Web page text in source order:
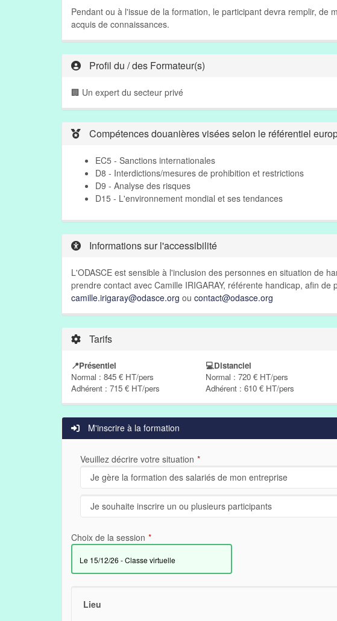
Pendant ou à l'issue de la formation, le participant devra remplir, de
acquis de connaissances.
Profil du / des Formateur(s)
🏢 Un expert du secteur privé
Compétences douanières visées selon le référentiel
EC5 - Sanctions internationales
D8 - Interdictions/mesures de prohibition et restrictions
D9 - Analyse des risques
D15 - L'environnement mondial et ses tendances
Informations sur l'accessibilité
L'ODASCE est sensible à l'inclusion des personnes en situation de
prendre contact avec Camille IRIGARAY, référente handicap, afin
camille.irigaray@odasce.org ou contact@odasce.org
Tarifs
📍Présentiel
💻Distanciel
Normal : 845 € HT/pers
Normal : 720 € HT/pers
Adhérent : 715 € HT/pers
Adhérent : 610 € HT/pers
M'inscrire à la formation
Veuillez décrire votre situation
Choix de la session
le 15/12/26 - Classe virtuelle
Lieu